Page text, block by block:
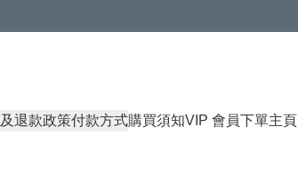
退款政策付款方式購買須知VIP 會員下單主頁